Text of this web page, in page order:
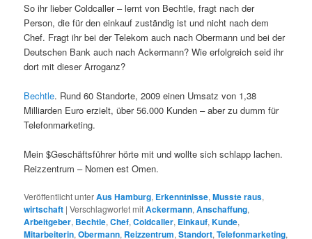
So ihr lieber Coldcaller – lernt von Bechtle, fragt nach der
Person, die für den einkauf zuständig ist und nicht nach dem
Chef. Fragt ihr bei der Telekom auch nach Obermann und bei der
Deutschen Bank auch nach Ackermann? Wie erfolgreich seid ihr
dort mit dieser Arroganz?
Bechtle. Rund 60 Standorte, 2009 einen Umsatz von 1,38
Milliarden Euro erzielt, über 56.000 Kunden – aber zu dumm für
Telefonmarketing.
Mein $Geschäftsführer hörte mit und wollte sich schlapp lachen.
Reizzentrum – Nomen est Omen.
Veröffentlicht unterAus Hamburg, Erkenntnisse,Musste raus,
wirtschaft |Verschlagwortet mitAckermann,Anschaffung,
Arbeitgeber, Bechtle,Chef,Coldcaller, Einkauf,Kunde,
Mitarbeiterin,Obermann, Reizzentrum,Standort,Telefonmarketing,